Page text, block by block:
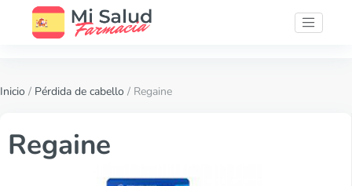
Inicio / Pérdida de cabello / Regaine
Regaine